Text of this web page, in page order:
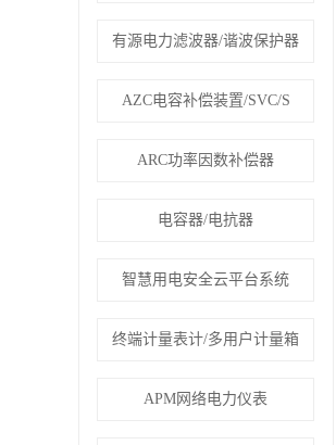
有源电力滤波器/谐波保护器
AZC电容补偿装置/SVC/S
ARC功率因数补偿器
电容器/电抗器
智慧用电安全云平台系统
终端计量表计/多用户计量箱
APM网络电力仪表